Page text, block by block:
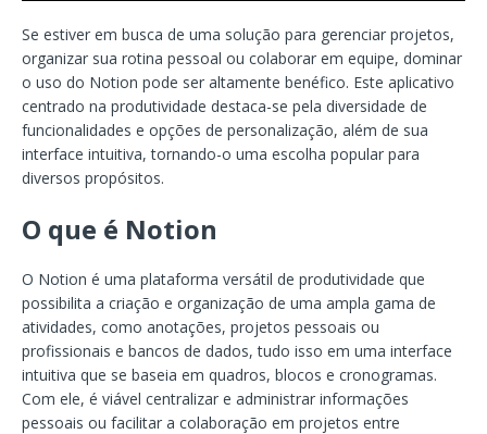
Se estiver em busca de uma solução para gerenciar projetos,
organizar sua rotina pessoal ou colaborar em equipe, dominar
o uso do Notion pode ser altamente benéfico. Este aplicativo
centrado na produtividade destaca-se pela diversidade de
funcionalidades e opções de personalização, além de sua
interface intuitiva, tornando-o uma escolha popular para
diversos propósitos.
O que é Notion
O Notion é uma plataforma versátil de produtividade que
possibilita a criação e organização de uma ampla gama de
atividades, como anotações, projetos pessoais ou
profissionais e bancos de dados, tudo isso em uma interface
intuitiva que se baseia em quadros, blocos e cronogramas.
Com ele, é viável centralizar e administrar informações
pessoais ou facilitar a colaboração em projetos entre